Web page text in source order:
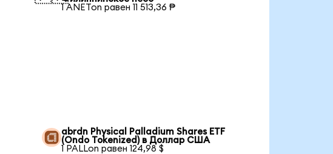
1 ANETon равен 11 513,36 ₱
abrdn Physical Palladium Shares ETF
(Ondo Tokenized) в Доллар США
1 PALLon равен 124,98 $